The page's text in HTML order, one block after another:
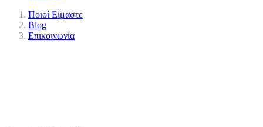
Ποιοί Είμαστε
Blog
Επικοινωνία